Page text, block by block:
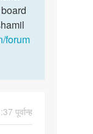
forum
पूर्वान्ह